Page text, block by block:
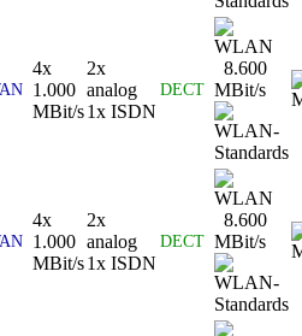
4x
1.000
MBit/s
2x
analog
1x ISDN
DECT
8.600
MBit/s
4x
1.000
MBit/s
2x
analog
1x ISDN
DECT
8.600
MBit/s